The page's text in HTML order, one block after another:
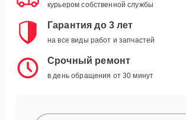
курьером собственной службы
Гарантия до 3 лет
на все виды работ и запчастей
Срочный ремонт
в день обращения от 30 минут